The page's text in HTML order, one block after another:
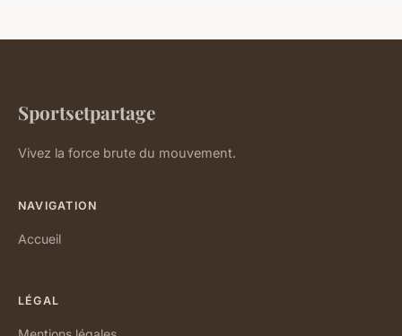
Sportsetpartage
Vivez la force brute du mouvement.
NAVIGATION
Accueil
LÉGAL